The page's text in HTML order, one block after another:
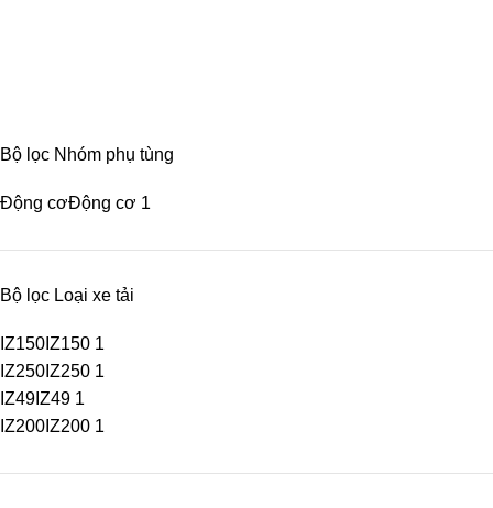
Bộ lọc Nhóm phụ tùng
Động cơĐộng cơ 1
Bộ lọc Loại xe tải
IZ150 IZ150 1
IZ250 IZ250 1
IZ49 IZ49 1
IZ200 IZ200 1